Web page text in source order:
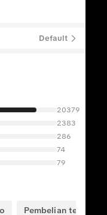
Default
20379
2383
286
74
79
Pembelian